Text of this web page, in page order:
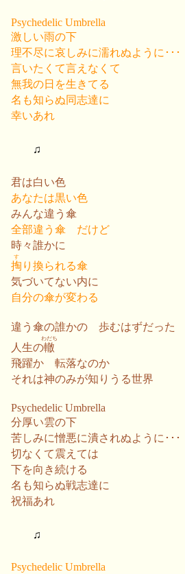
Psychedelic Umbrella
激しい雨の下
理不尽に哀しみに濡れぬように･･･
言いたくて言えなくて
無我の日を生きてる
名も知らぬ同志達に
幸いあれ
♫
君は白い色
あなたは黒い色
みんな違う傘
全部違う傘 だけど
時々誰かに
掏
す
り換られる傘
気づいてない内に
自分の傘が変わる
違う傘の誰かの 歩むはずだった
人生の轍
わだち
飛躍か 転落なのか
それは神のみが知りうる世界
Psychedelic Umbrella
分厚い雲の下
苦しみに憎悪に潰されぬように･･･
切なくて震えては
下を向き続ける
名も知らぬ戦志達に
祝福あれ
♫
Psychedelic Umbrella